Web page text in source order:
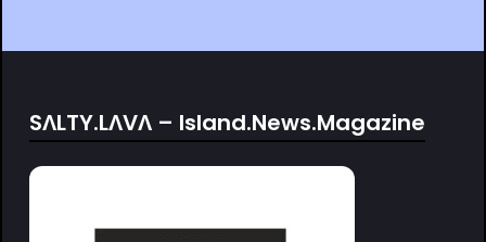
SΛLTY.LΛVΛ – Island.News.Magazine